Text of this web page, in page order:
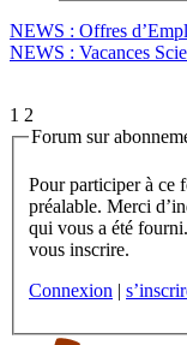
NEWS : Offres
NEWS : Vacances
1 2
Forum sur
Pour participer à ce forum, vous devez vous enregistrer au
préalable. Merci d’indiquer ci-dessous l’identifiant personnel
qui vous a été fourni. Si vous n’êtes pas enregistré, vous devez
vous inscrire.
Connexion |